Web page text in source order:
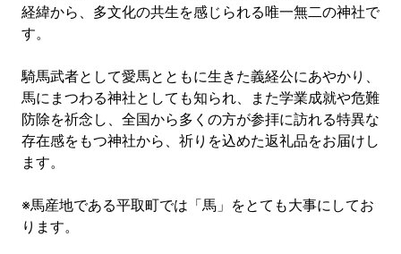
経緯から、多文化の共生を感じられる唯一無二の神社で
す。
騎馬武者として愛馬とともに生きた義経公にあやかり、
馬にまつわる神社としても知られ、また学業成就や危難
防除を祈念し、全国から多くの方が参拝に訪れる特異な
存在感をもつ神社から、祈りを込めた返礼品をお届けし
ます。
※馬産地である平取町では「馬」をとても大事にしてお
ります。